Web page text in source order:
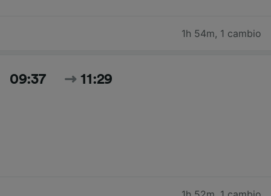
1h 54m, 1 cambio
09:37 11:29